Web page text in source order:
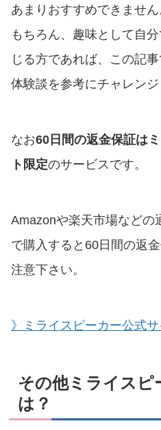
あまりおすすめできません
もちろん、趣味として自
じる方であれば、この記
体験談を参考にチャレンジ
なお60日間の返金保証は
ト限定のサービスです。
Amazonや楽天市場などの
で購入すると60日間の返
注意下さい。
》ミライスピーカー公式
その他ミライスピ
は？